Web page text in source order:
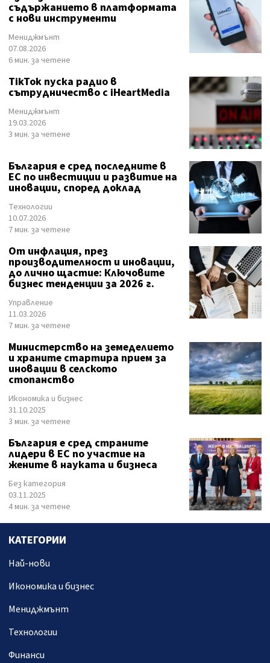
съдържанието в платформата
с нови инструменти
Мениджмънт
07.08.2026
6 мин. за четене
TikTok пуска радио в
сътрудничество с iHeartMedia
Мениджмънт
19.03.2026
3 мин. за четене
България е сред последните в
ЕС по инвестиции и развитие на
иновации, според доклад
Технологии
10.07.2026
7 мин. за четене
От инфлация, през
производителност и иновации,
до лично щастие: Ключовите
бизнес тенденции за 2026 г.
Управление
11.03.2026
7 мин. за четене
Министерство на земеделието
и храните стартира прием за
иновации в селското
стопанство
Икономика и бизнес
31.10.2025
3 мин. за четене
България е сред страните
лидери в ЕС по участие на
жените в науката и бизнеса
Без категория
03.11.2025
4 мин. за четене
КАТЕГОРИИ
Най-нови
Икономика и бизнес
Мениджмънт
Технологии
Финанси